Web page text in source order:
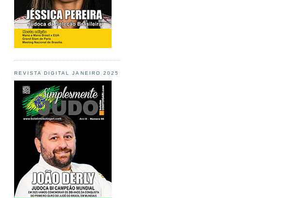
REVISTA DIGITAL JANEIRO 2025